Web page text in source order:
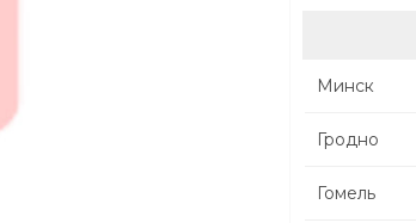
Минск
Гродно
Гомель